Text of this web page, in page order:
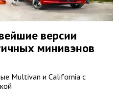
версии
минивэнов
Multivan и California с